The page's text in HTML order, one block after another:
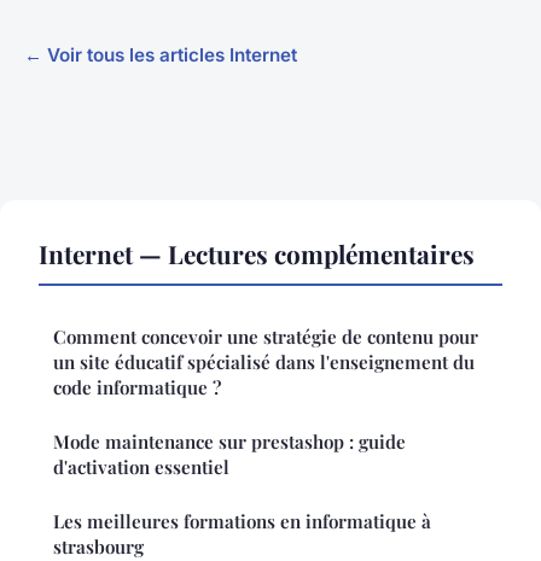
← Voir tous les articles Internet
Internet — Lectures complémentaires
Comment concevoir une stratégie de contenu pour
un site éducatif spécialisé dans l'enseignement du
code informatique ?
Mode maintenance sur prestashop : guide
d'activation essentiel
Les meilleures formations en informatique à
strasbourg